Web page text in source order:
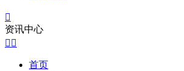

资讯中心
 
首页